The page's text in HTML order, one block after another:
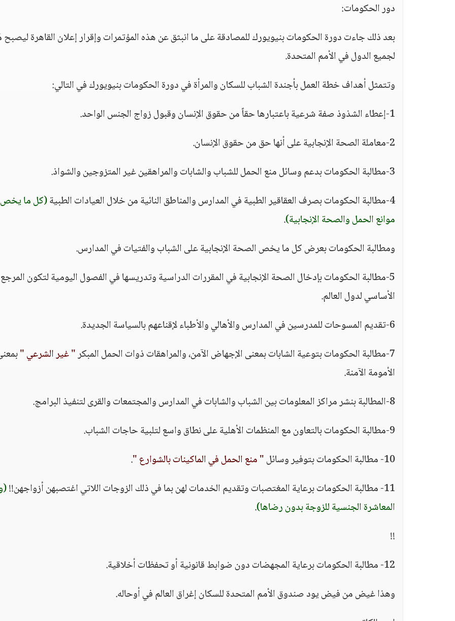
دور الحكومات:
بعد ذلك جاءت دورة الحكومات بنيويورك للمصادقة على ما انبثق عن هذه المؤتمرات وإقرار إعلان القاهرة ليصبح
لجميع الدول في الأمم المتحدة.
وتتمثل أهداف خطة العمل بأجندة الشباب للسكان والمرأة في دورة الحكومات بنيويورك في التالي:
1-إعطاء الشذوذ صفة شرعية باعتبارها حقاً من حقوق الإنسان وقبول زواج الجنس الواحد.
2-معاملة الصحة الإنجابية على أنها حق من حقوق الإنسان.
3-مطالبة الحكومات بدعم وسائل منع الحمل للشباب والشابات والمراهقين غير المتزوجين والشواذ.
4-مطالبة الحكومات بصرف العقاقير الطبية في المدارس والمناطق النائية من خلال العيادات الطبية
(كل ما يخص
موانع الحمل والصحة الإنجابية).
ومطالبة الحكومات بعرض كل ما يخص الصحة الإنجابية على الشباب والفتيات في المدارس.
5-مطالبة الحكومات بإدخال الصحة الإنجابية في المقررات الدراسية وتدريسها في الفصول اليومية لتكون المرجع
الأساسي لدول العالم.
6-تقديم المسوحات للمدرسين في المدارس والأهالي والأطباء لإقناعهم بالسياسة الجديدة.
7-مطالبة الحكومات بتوعية الشابات بمعنى الإجهاض الآمن، والمراهقات ذوات الحمل المبكر
" غير الشرعي "
الأمومة الآمنة.
8-المطالبة بنشر مراكز المعلومات بين الشباب والشابات في المدارس والمجتمعات والقرى لتنفيذ البرامج.
9-مطالبة الحكومات بالتعاون مع المنظمات الأهلية على نطاق واسع لتلبية حاجات الشباب.
10- مطالبة الحكومات بتوفير وسائل
" منع الحمل في الماكينات بالشوارع ".
11- مطالبة الحكومات برعاية المغتصبات وتقديم الخدمات لهن بما في ذلك الزوجات اللاتي اغتصبهن أزواجهن!!
المعاشرة الجنسية للزوجة بدون رضاها).
!!
12- مطالبة الحكومات برعاية المجهضات دون ضوابط قانونية أو تحفظات أخلاقية.
وهذا غيض من فيض يود صندوق الأمم المتحدة للسكان إغراق العالم في أوحاله.